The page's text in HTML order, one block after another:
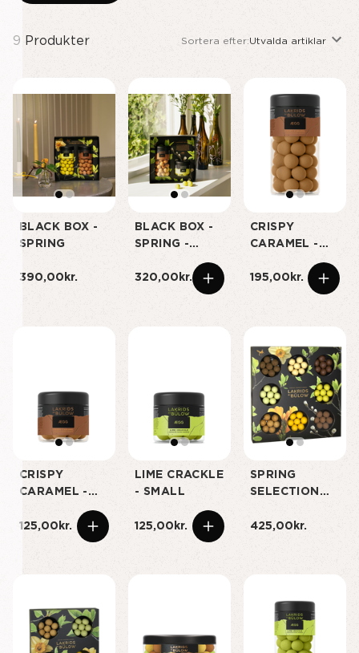
9 Produkter Sortera efter:Utvalda artiklar
BLACK BOX -
SPRING
390,00kr.
BLACK BOX -
SPRING -
320,00kr.
CRISPY
CARAMEL -
195,00kr.
CRISPY
CARAMEL -
125,00kr.
LIME CRACKLE
- SMALL
125,00kr.
SPRING
SELECTION
425,00kr.